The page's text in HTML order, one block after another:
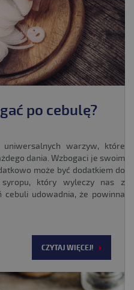
po cebulę?
warzyw, które
dania. Wzbogaci je swoim
może być dodatkiem do
syropu, który wyleczy nas z
cebuli udowadnia, że powinna
CZYTAJ WIĘCEJ!